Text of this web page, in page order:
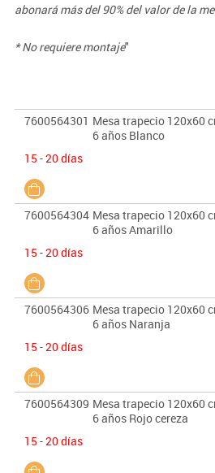
abonará más del 90% del valor de la
* No requiere montaje"
7600564301 Mesa trapecio 120x60
6 años Blanco
15 - 20 días
7600564304 Mesa trapecio 120x60
6 años Amarillo
15 - 20 días
7600564306 Mesa trapecio 120x60
6 años Naranja
15 - 20 días
7600564309 Mesa trapecio 120x60
6 años Rojo cereza
15 - 20 días